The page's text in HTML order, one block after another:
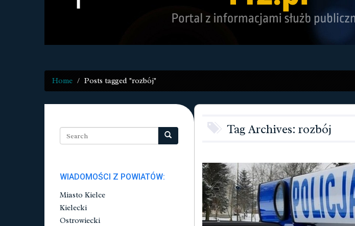
Home Posts tagged "rozbój"
Tag Archives: rozbój
WIADOMOŚCI Z POWIATÓW:
Miasto Kielce
Kielecki
Ostrowiecki